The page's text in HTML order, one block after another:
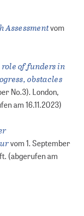
Assessmentvom
of funders in
obstacles
No.3). London,
am 16.11.2023)
vom 1. September
(abgerufen am